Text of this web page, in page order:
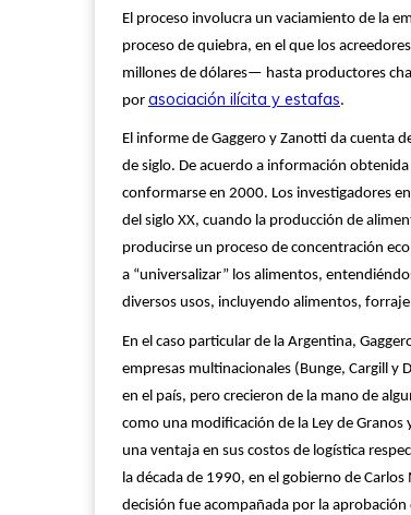
El proceso involucra un vaciamiento de la
proceso de quiebra, en el que los
millones de dólares— hasta productores
por asociación ilícita y estafas.
El informe de Gaggero y Zanotti da cuenta
de siglo. De acuerdo a información
conformarse en 2000. Los investigadores
del siglo XX, cuando la producción de
producirse un proceso de concentración
a “universalizar” los alimentos,
diversos usos, incluyendo alimentos,
En el caso particular de la Argentina,
empresas multinacionales (Bunge, Cargill y
en el país, pero crecieron de la mano de
como una modificación de la Ley de
una ventaja en sus costos de logística
la década de 1990, en el gobierno de
decisión fue acompañada por la